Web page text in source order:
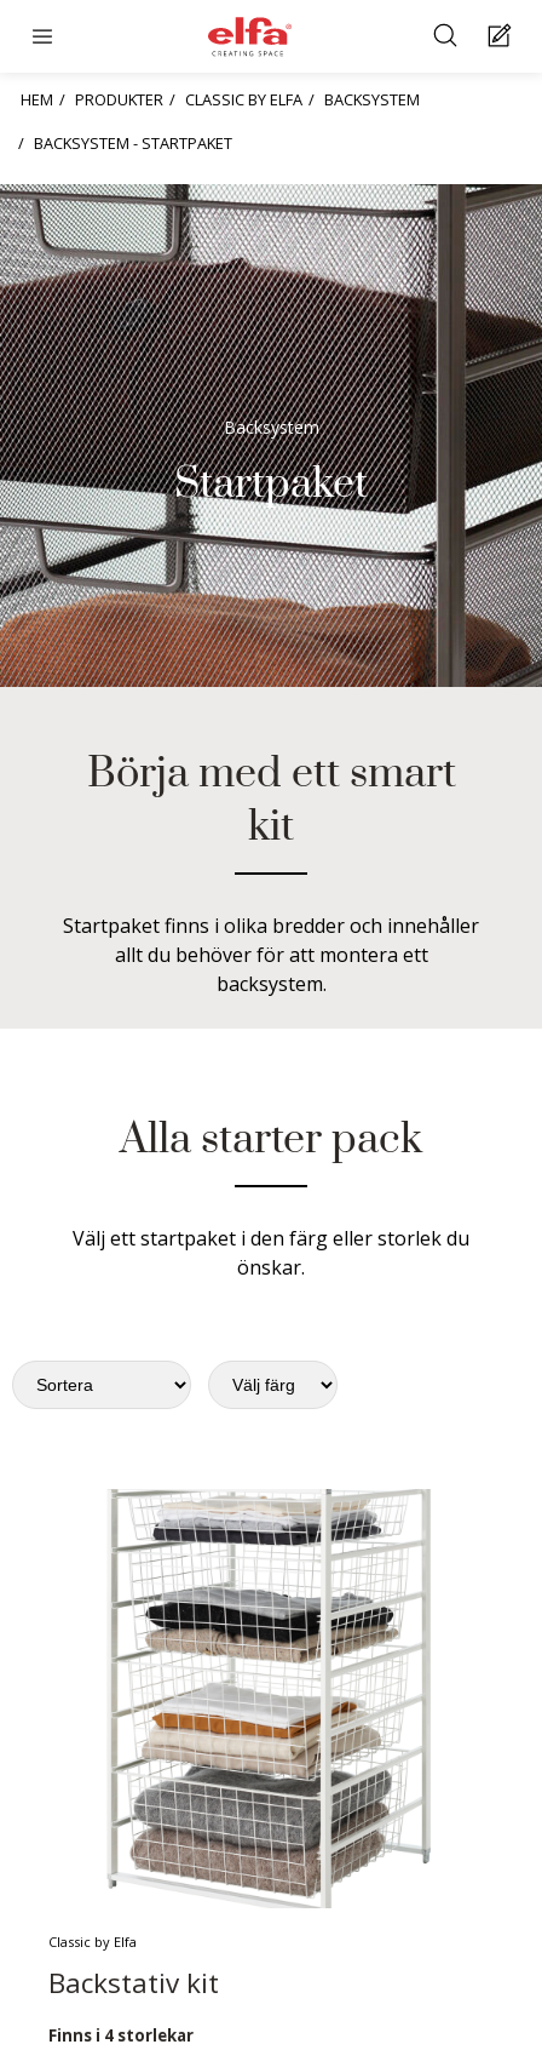
HEM PRODUKTER CLASSIC BY ELFA
BACKSYSTEM
BACKSYSTEM - STARTPAKET
Backsystem
Startpaket
Börja med ett smart
kit
Startpaket finns i olika bredder och innehåller
allt du behöver för att montera ett
backsystem.
Alla starter pack
Välj ett startpaket i den färg eller storlek du
önskar.
Classic by Elfa
Backstativ kit
Finns i 4 storlekar